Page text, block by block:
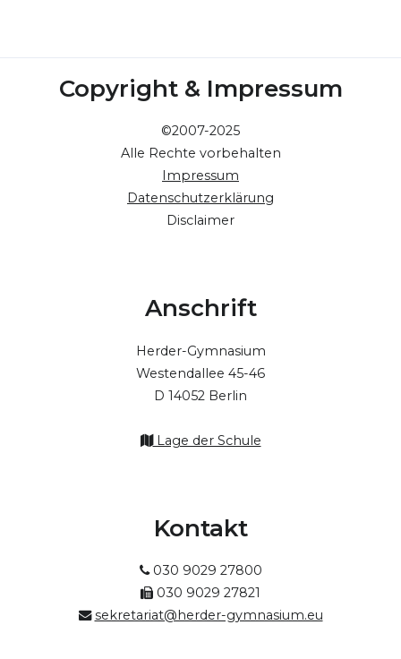
Copyright & Impressum
©2007-2025
Alle Rechte vorbehalten
Impressum
Datenschutzerklärung
Disclaimer
Anschrift
Herder-Gymnasium
Westendallee 45-46
D 14052 Berlin
Lage der Schule
Kontakt
030 9029 27800
030 9029 27821
sekretariat@herder-gymnasium.eu